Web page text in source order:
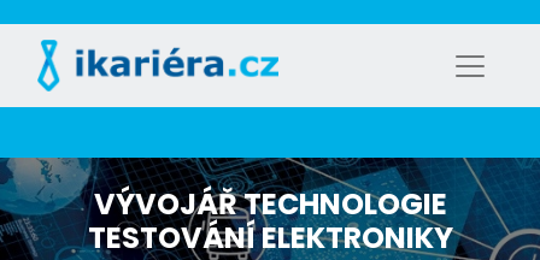
VÝVOJÁŘ TECHNOLOGIE
TESTOVÁNÍ ELEKTRONIKY